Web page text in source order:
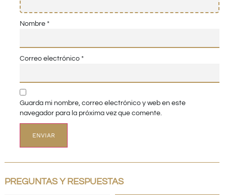
Nombre *
Correo electrónico *
Guarda mi nombre, correo electrónico y web en este
navegador para la próxima vez que comente.
PREGUNTAS Y RESPUESTAS